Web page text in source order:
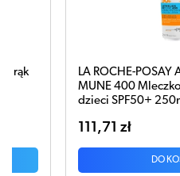
ANTHELIOS UV
ochronne dla